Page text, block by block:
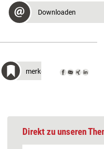
Downloaden
merken
Direkt zu unseren